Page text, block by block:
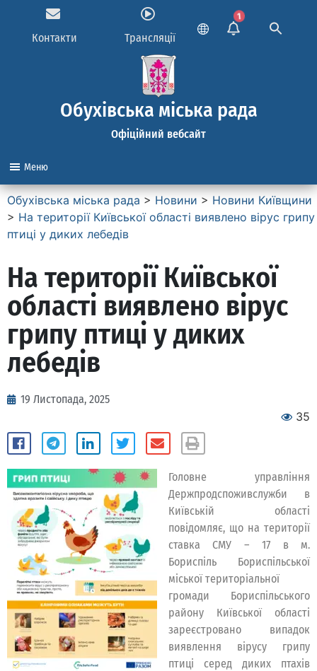
Контакти Трансляції
1
Обухівська міська рада
Офіційний вебсайт
Меню
Обухівська міська рада > Новини > Новини Київщини
> На території Київської області виявлено вірус грипу
птиці у диких лебедів
На території Київської
області виявлено вірус
грипу птиці у диких
лебедів
19 Листопада, 2025
35
Головне управління
Держпродспоживслужби в
Київській області
повідомляє, що на території
ставка СМУ – 17 в м.
Бориспіль Бориспільської
міської територіальної
громади Бориспільського
району Київської області
зареєстровано випадок
виявлення вірусу грипу
птиці серед диких птахів